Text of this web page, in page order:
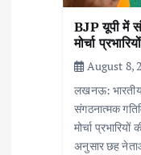
BJP यूपी में
मोर्चा
August 8,
लखनऊ: भारतीय
संगठनात्मक
मोर्चा
अनुसार छह